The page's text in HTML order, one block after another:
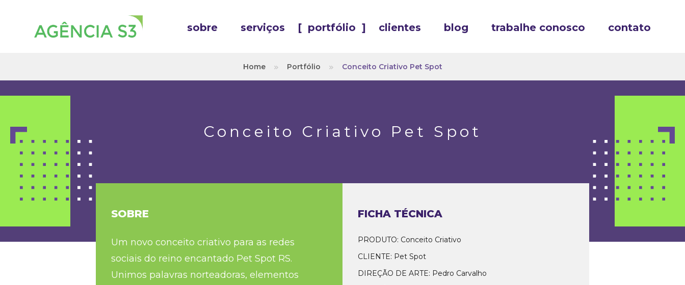
sobre serviços [ ]
portfólio clientes blog trabalhe conosco contato
Home Portfólio Conceito Criativo Pet Spot
Conceito Criativo Pet Spot
SOBRE
Um novo conceito criativo para as redes
sociais do reino encantado Pet Spot RS.
Unimos palavras norteadoras, elementos
FICHA TÉCNICA
PRODUTO: Conceito Criativo
CLIENTE: Pet Spot
DIREÇÃO DE ARTE: Pedro Carvalho